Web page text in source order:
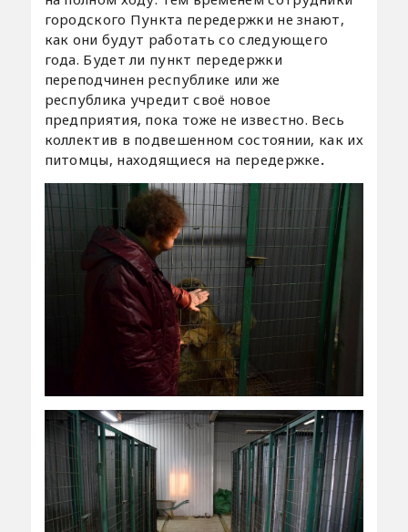
городского Пункта передержки не знают,
как они будут работать со следующего
года. Будет ли пункт передержки
переподчинен республике или же
республика учредит своё новое
предприятия, пока тоже не известно. Весь
коллектив в подвешенном состоянии, как их
питомцы, находящиеся на передержке.